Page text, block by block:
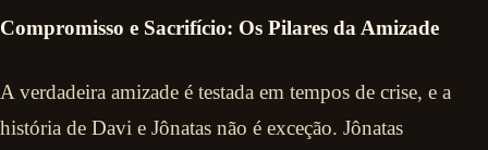
Compromisso e Sacrifício: Os Pilares da Amizade
A verdadeira amizade é testada em tempos de crise, e a
história de Davi e Jônatas não é exceção. Jônatas